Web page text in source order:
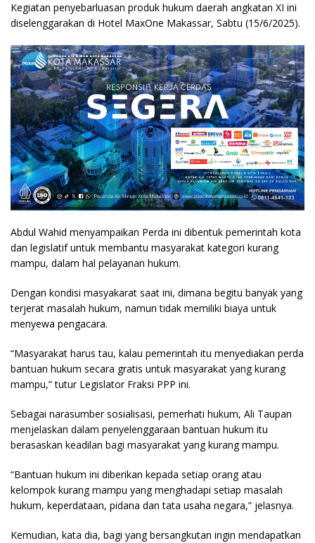
Kegiatan penyebarluasan produk hukum daerah angkatan XI ini
diselenggarakan di Hotel MaxOne Makassar, Sabtu (15/6/2025).
Abdul Wahid menyampaikan Perda ini dibentuk pemerintah kota
dan legislatif untuk membantu masyarakat kategori kurang
mampu, dalam hal pelayanan hukum.
Dengan kondisi masyakarat saat ini, dimana begitu banyak yang
terjerat masalah hukum, namun tidak memiliki biaya untuk
menyewa pengacara.
“Masyarakat harus tau, kalau pemerintah itu menyediakan perda
bantuan hukum secara gratis untuk masyarakat yang kurang
mampu,” tutur Legislator Fraksi PPP ini.
Sebagai narasumber sosialisasi, pemerhati hukum, Ali Taupan
menjelaskan dalam penyelenggaraan bantuan hukum itu
berasaskan keadilan bagi masyarakat yang kurang mampu.
“Bantuan hukum ini diberikan kepada setiap orang atau
kelompok kurang mampu yang menghadapi setiap masalah
hukum, keperdataan, pidana dan tata usaha negara,” jelasnya.
Kemudian, kata dia, bagi yang bersangkutan ingin mendapatkan